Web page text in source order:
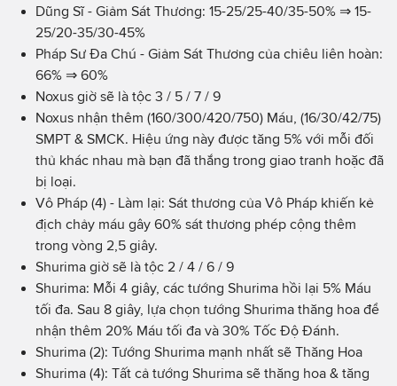
Dũng Sĩ - Giảm Sát Thương: 15-25/25-40/35-50% ⇒ 15-
25/20-35/30-45%
Pháp Sư Đa Chú - Giảm Sát Thương của chiêu liên hoàn:
66% ⇒ 60%
Noxus giờ sẽ là tộc 3 / 5 / 7 / 9
Noxus nhận thêm (160/300/420/750) Máu, (16/30/42/75)
SMPT & SMCK. Hiệu ứng này được tăng 5% với mỗi đối
thủ khác nhau mà bạn đã thắng trong giao tranh hoặc đã
bị loại.
Vô Pháp (4) - Làm lại: Sát thương của Vô Pháp khiến kẻ
địch chảy máu gây 60% sát thương phép cộng thêm
trong vòng 2,5 giây.
Shurima giờ sẽ là tộc 2 / 4 / 6 / 9
Shurima: Mỗi 4 giây, các tướng Shurima hồi lại 5% Máu
tối đa. Sau 8 giây, lựa chọn tướng Shurima thăng hoa để
nhận thêm 20% Máu tối đa và 30% Tốc Độ Đánh.
Shurima (2): Tướng Shurima mạnh nhất sẽ Thăng Hoa
Shurima (4): Tất cả tướng Shurima sẽ thăng hoa & tăng